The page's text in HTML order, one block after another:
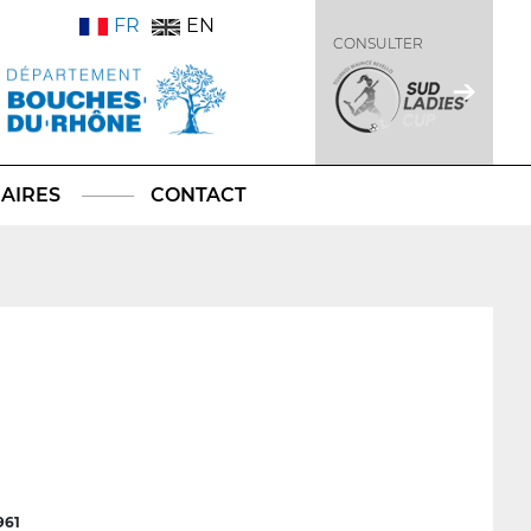
FR EN
CONSULTER
CONTACT